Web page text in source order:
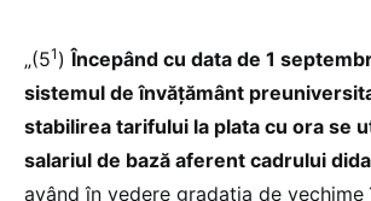
„(51 )Începând cu data de 1
sistemul de învățământ
stabilirea tarifului la plata cu ora se
salariul de bază aferent cadrului
având în vedere gradația de vechime